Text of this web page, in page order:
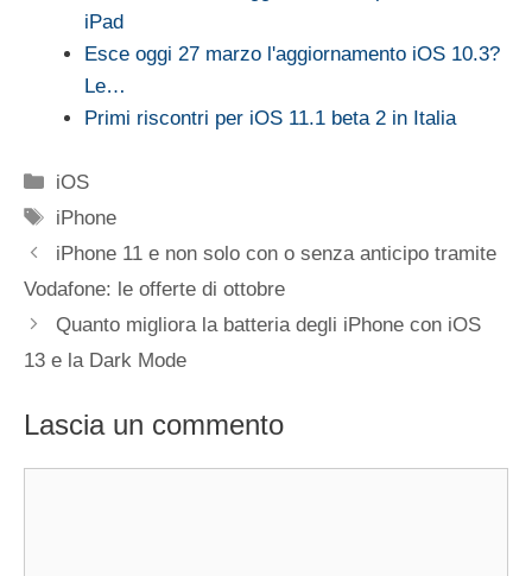
iPad
Esce oggi 27 marzo l'aggiornamento iOS 10.3?
Le…
Primi riscontri per iOS 11.1 beta 2 in Italia
Categorie
iOS
Tag
iPhone
iPhone 11 e non solo con o senza anticipo tramite
Vodafone: le offerte di ottobre
Quanto migliora la batteria degli iPhone con iOS
13 e la Dark Mode
Lascia un commento